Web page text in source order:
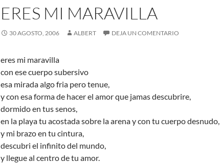
ERES MI MARAVILLA
30 AGOSTO, 2006 ALBERT DEJA UN COMENTARIO
eres mi maravilla
con ese cuerpo subersivo
esa mirada algo fria pero tenue,
y con esa forma de hacer el amor que jamas descubrire,
dormido en tus senos,
en la playa tu acostada sobre la arena y con tu cuerpo desnudo,
y mi brazo en tu cintura,
descubri el infinito del mundo,
y llegue al centro de tu amor.